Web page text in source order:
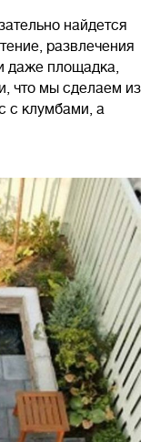
найдется
развлечения
даже площадка,
что мы сделаем из
с клумбами, а